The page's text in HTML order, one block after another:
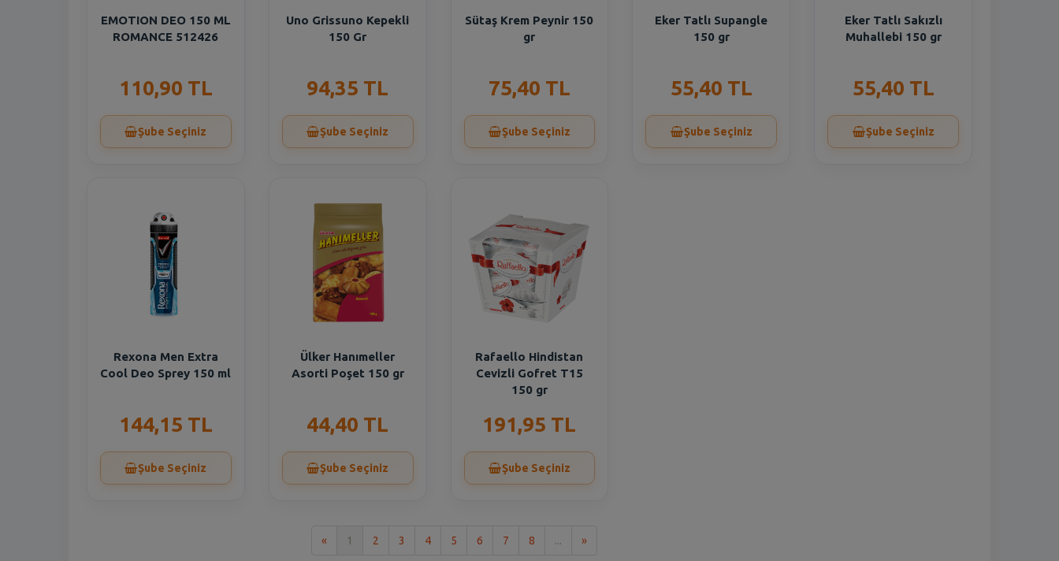
EMOTION DEO 150 ML
ROMANCE 512426
110,90 TL
Şube Seçiniz
Uno Grissuno Kepekli
150 Gr
94,35 TL
Şube Seçiniz
Sütaş Krem Peynir 150
gr
75,40 TL
Şube Seçiniz
Eker Tatlı Supangle
150 gr
55,40 TL
Şube Seçiniz
Eker Tatlı Sakızlı
Muhallebi 150 gr
55,40 TL
Şube Seçiniz
Rexona Men Extra
Cool Deo Sprey 150 ml
144,15 TL
Şube Seçiniz
Ülker Hanımeller
Asorti Poşet 150 gr
44,40 TL
Şube Seçiniz
Rafaello Hindistan
Cevizli Gofret T15
150 gr
191,95 TL
Şube Seçiniz
« 1 2 3 4 5 6 7 8 ... »Son